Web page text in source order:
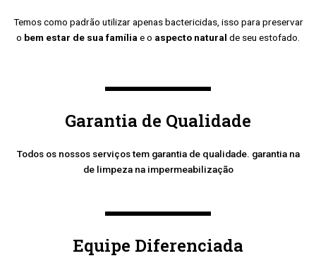
Temos como padrão utilizar apenas bactericidas, isso para preservar
o bem estar de sua família e o aspecto natural de seu estofado.
Garantia de Qualidade
Todos os nossos serviços tem garantia de qualidade. garantia na
de limpeza na impermeabilização
Equipe Diferenciada